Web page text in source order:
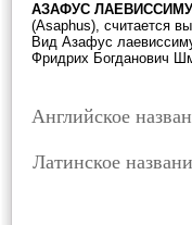
АЗАФУС
(Asaphus), считается
Вид Азафус
Фридрих Богданович
Английское
Латинское